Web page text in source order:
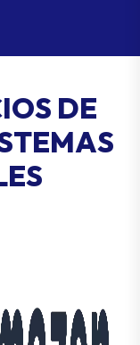
de seguri
IOS DE
TEMAS
ES